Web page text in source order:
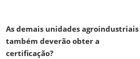
As demais unidades agroindustriais
também deverão obter a
certificação?